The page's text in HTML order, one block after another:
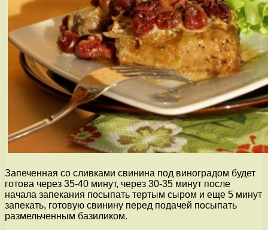
Запеченная со сливками свинина под виноградом будет
готова через 35-40 минут, через 30-35 минут после
начала запекания посыпать тертым сыром и еще 5 минут
запекать, готовую свинину перед подачей посыпать
размельченным базиликом.